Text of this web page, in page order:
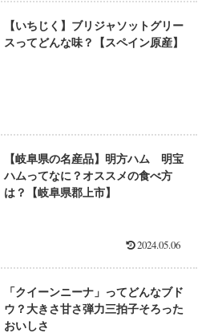
【いちじく】ブリジャソットグリー
スってどんな味？【スペイン原産】
【岐阜県の名産品】明方ハム 明宝
ハムってなに？オススメの食べ方
は？【岐阜県郡上市】
2024.05.06
「クイーンニーナ」ってどんなブド
ウ？大きさ甘さ弾力三拍子そろった
おいしさ